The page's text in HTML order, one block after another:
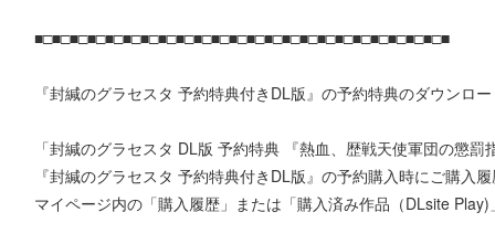
■□■□■□■□■□■□■□■□■□■□■□■□■□■□■□■□■□■□■□■□■□■□■□■
『封緘のグラセスタ 予約特典付きDL版』の予約特典のダウンロ
「封緘のグラセスタ DL版 予約特典 『熱血、歴戦天使軍団の懲罰
『封緘のグラセスタ 予約特典付きDL版』の予約購入時にご購入
マイページ内の「購入履歴」または「購入済み作品（DLsite